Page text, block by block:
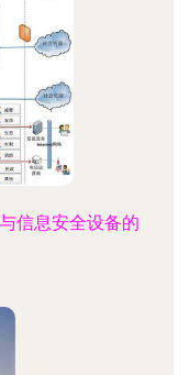
信息安全设备的